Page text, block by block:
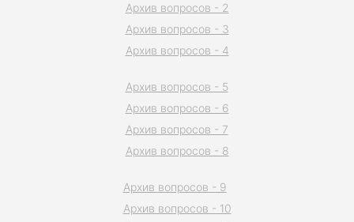
Архив вопросов - 2
Архив вопросов - 3
Архив вопросов - 4
Архив вопросов - 5
Архив вопросов - 6
Архив вопросов - 7
Архив вопросов - 8
Архив вопросов - 9
Архив вопросов - 10